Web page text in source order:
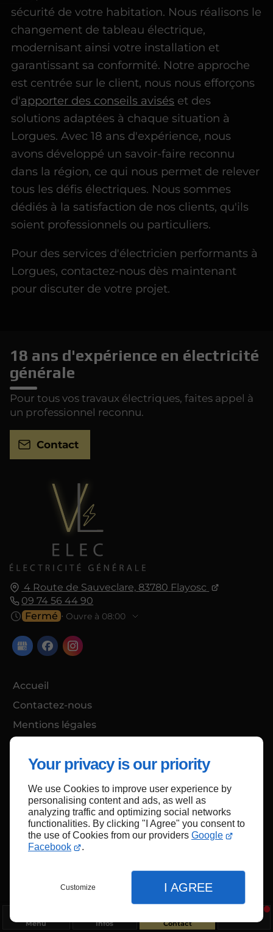
Your privacy is our priority
We use Cookies to improve user experience by
personalising content and ads, as well as
analyzing traffic and optimizing social networks
functionalities. By clicking "I Agree" you consent to
the use of Cookies from our providers Google
Facebook
.
Customize I AGREE
Menu Infos Contact
sécurité de votre habitation. Nous réalisons le
changement de tableau électrique,
modernisant ainsi votre installation et
garantissant sa conformité. Notre approche
est centrée sur le client, nous nous efforçons
d'apporter des conseils avisés et des
solutions adaptées à chaque situation à
Lorgues. Avec 18 ans d'expérience, nous
avons développé un savoir-faire reconnu
dans la région, ce qui nous permet de relever
tous les défis électriques. Nous sommes
dédiés à la satisfaction de nos clients, qu'ils
soient professionnels ou particuliers.
Pour des services d'électricien performants à
Lorgues, contactez-nous dès maintenant
pour discuter de votre projet.
4 Route de Sauveclare, 83780 Flayosc
09 74 56 44 90
Fermé ⋅ Ouvre à 08:00
Accueil
Contactez-nous
Mentions légales
18 ans d'expérience en électricité
générale
Pour tous vos travaux électriques, faites appel à
un professionnel reconnu.
Contact
Haut de page